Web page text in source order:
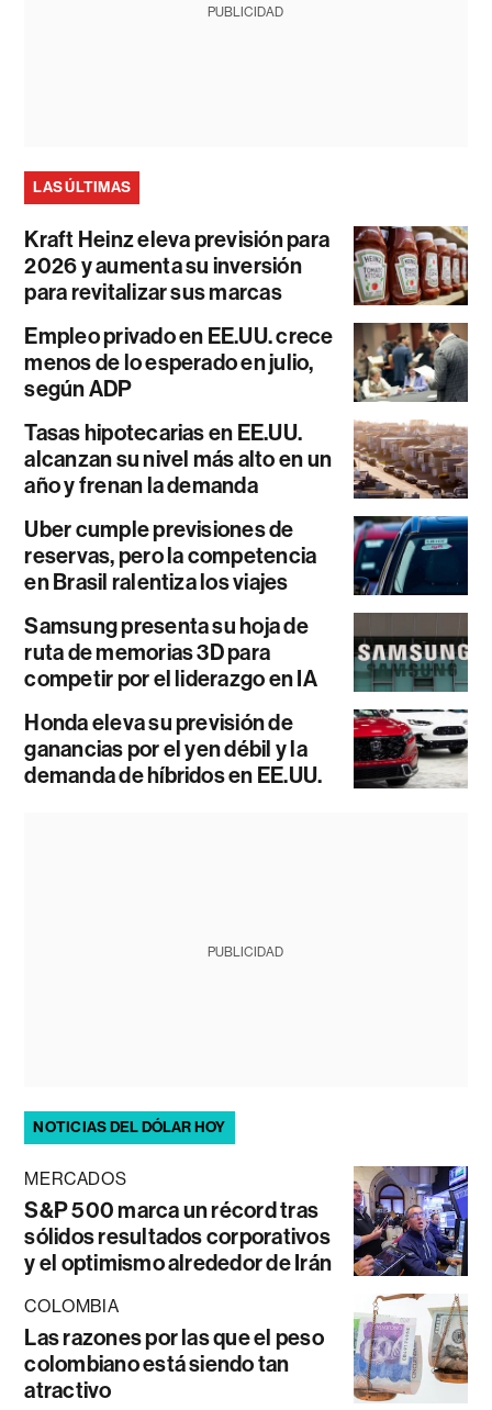
PUBLICIDAD
LAS ÚLTIMAS
Kraft Heinz eleva previsión para
2026 y aumenta su inversión
para revitalizar sus marcas
Empleo privado en EE.UU. crece
menos de lo esperado en julio,
según ADP
Tasas hipotecarias en EE.UU.
alcanzan su nivel más alto en un
año y frenan la demanda
Uber cumple previsiones de
reservas, pero la competencia
en Brasil ralentiza los viajes
Samsung presenta su hoja de
ruta de memorias 3D para
competir por el liderazgo en IA
Honda eleva su previsión de
ganancias por el yen débil y la
demanda de híbridos en EE.UU.
PUBLICIDAD
NOTICIAS DEL DÓLAR HOY
MERCADOS
S&P 500 marca un récord tras
sólidos resultados corporativos
y el optimismo alrededor de Irán
COLOMBIA
Las razones por las que el peso
colombiano está siendo tan
atractivo